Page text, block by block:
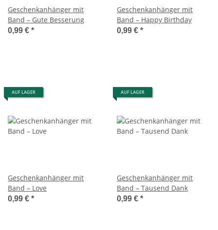
Geschenkanhänger mit
Band – Gute Besserung
0,99 € *
Geschenkanhänger mit
Band – Happy Birthday
0,99 € *
AUF LAGER
Geschenkanhänger mit
Band – Love
0,99 € *
AUF LAGER
Geschenkanhänger mit
Band – Tausend Dank
0,99 € *